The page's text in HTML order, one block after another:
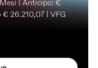
| Anticipo: €
26.210,07 | VFG